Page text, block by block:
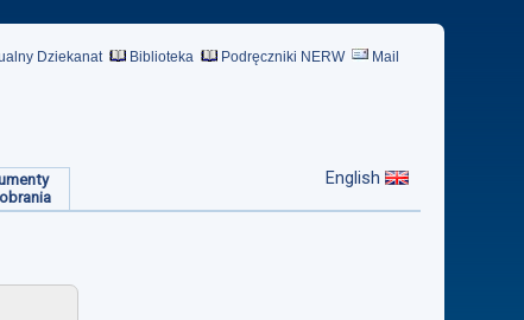
Dziekanat Biblioteka Podręczniki NERW Mail
English